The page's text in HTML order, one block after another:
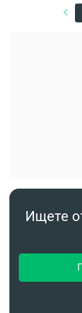
ГК РФ за
Ищете